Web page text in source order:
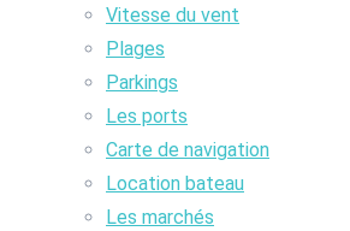
Vitesse du vent
Plages
Parkings
Les ports
Carte de navigation
Location bateau
Les marchés